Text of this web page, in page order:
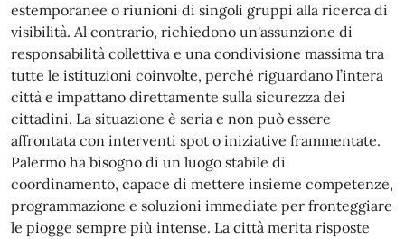
estemporanee o riunioni di singoli gruppi alla ricerca di
visibilità. Al contrario, richiedono un'assunzione di
responsabilità collettiva e una condivisione massima tra
tutte le istituzioni coinvolte, perché riguardano l’intera
città e impattano direttamente sulla sicurezza dei
cittadini. La situazione è seria e non può essere
affrontata con interventi spot o iniziative frammentate.
Palermo ha bisogno di un luogo stabile di
coordinamento, capace di mettere insieme competenze,
programmazione e soluzioni immediate per fronteggiare
le piogge sempre più intense. La città merita risposte